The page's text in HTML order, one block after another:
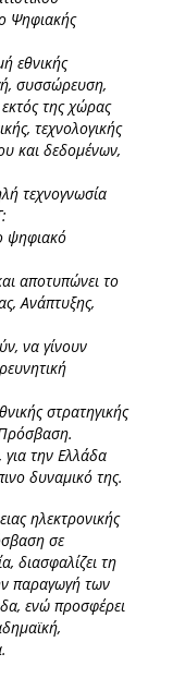
Ψηφιακής
εθνικής
συσσώρευση,
της χώρας
τεχνολογικής
και δεδομένων,
τεχνογνωσία
ψηφιακό
αποτυπώνει το
Ανάπτυξης,
να γίνουν
στρατηγικής
Πρόσβαση.
για την Ελλάδα
δυναμικό της.
ηλεκτρονικής
σε
διασφαλίζει τη
παραγωγή των
ενώ προσφέρει